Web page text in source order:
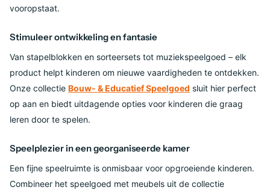
vooropstaat.
Stimuleer ontwikkeling en fantasie
Van stapelblokken en sorteersets tot muziekspeelgoed – elk
product helpt kinderen om nieuwe vaardigheden te ontdekken.
Onze collectie Bouw- & Educatief Speelgoed sluit hier perfect
op aan en biedt uitdagende opties voor kinderen die graag
leren door te spelen.
Speelplezier in een georganiseerde kamer
Een fijne speelruimte is onmisbaar voor opgroeiende kinderen.
Combineer het speelgoed met meubels uit de collectie